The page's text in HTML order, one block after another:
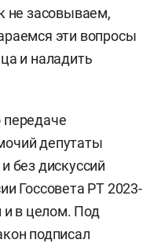
не засовываем,
эти вопросы
и наладить
депутаты
без дискуссий
Госсовета РТ 2023-
и в целом. Под
подписал